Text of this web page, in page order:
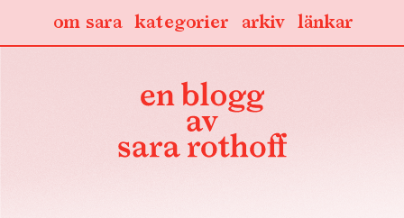
länkar
arkiv
kategorier
om sara